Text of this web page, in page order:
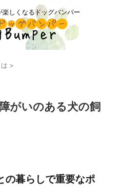
しくなるドッグバンパー
>
がいのある犬の飼
の暮らしで重要なポ